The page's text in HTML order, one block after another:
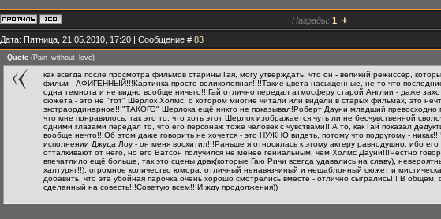
Награды: 1 +
Дата: Пятница, 21.05.2010, 17:20 | Сообщение # 83
Quote(Pain_without_love)
как всегда после просмотра фильмов старины Гая, могу утверждать, что он - великий режиссер,
фильм - АФИГЕННЫЙ!!!Картинка просто великолепная!!!!Такие цвета насыщенные, не то что
одна темнота и не видно вообще ничего!!!Гай отлично передал атмосферу старой Англии - даже
сюжета - это не "тот" Шерлок Холмс, о котором многие читали или видели в старых фильмах, это
экстраординарное!!!"ТАКОГО" Шерлока ещё никто не показывал!Роберт Дауни младший превосходно
что мне понравилось, так это то, что хоть этот Шерлок изображается чуть ли не бесчувственной
одними глазами передал то, что его персонаж тоже человек с чувствами!!!А то, как Гай показал
вообще нечто!!!Об этом даже говорить не хочется - это НУЖНО видеть, потому что подругому -
исполнении Джуда Лоу - он меня восхитил!!!Раньше я относилась к этому актеру равнодушно, ибо его
отталкивают от него, но его Ватсон получился не менее гениальным, чем Холмс Дауни!!!Честно
впечатлило ещё больше, так это сцены драк(которые Гаю Ричи всегда удавались на славу),
халтурят!!), огромное количество юмора, отличный ненавязчиный и нешаблонный сюжет и
добавить, что эта убойная парочка очень хорошо смотрелись вместе - отлично сыгрались!!! В
сделанный на совесть!!!Советую всем!!!И жду продолжения))